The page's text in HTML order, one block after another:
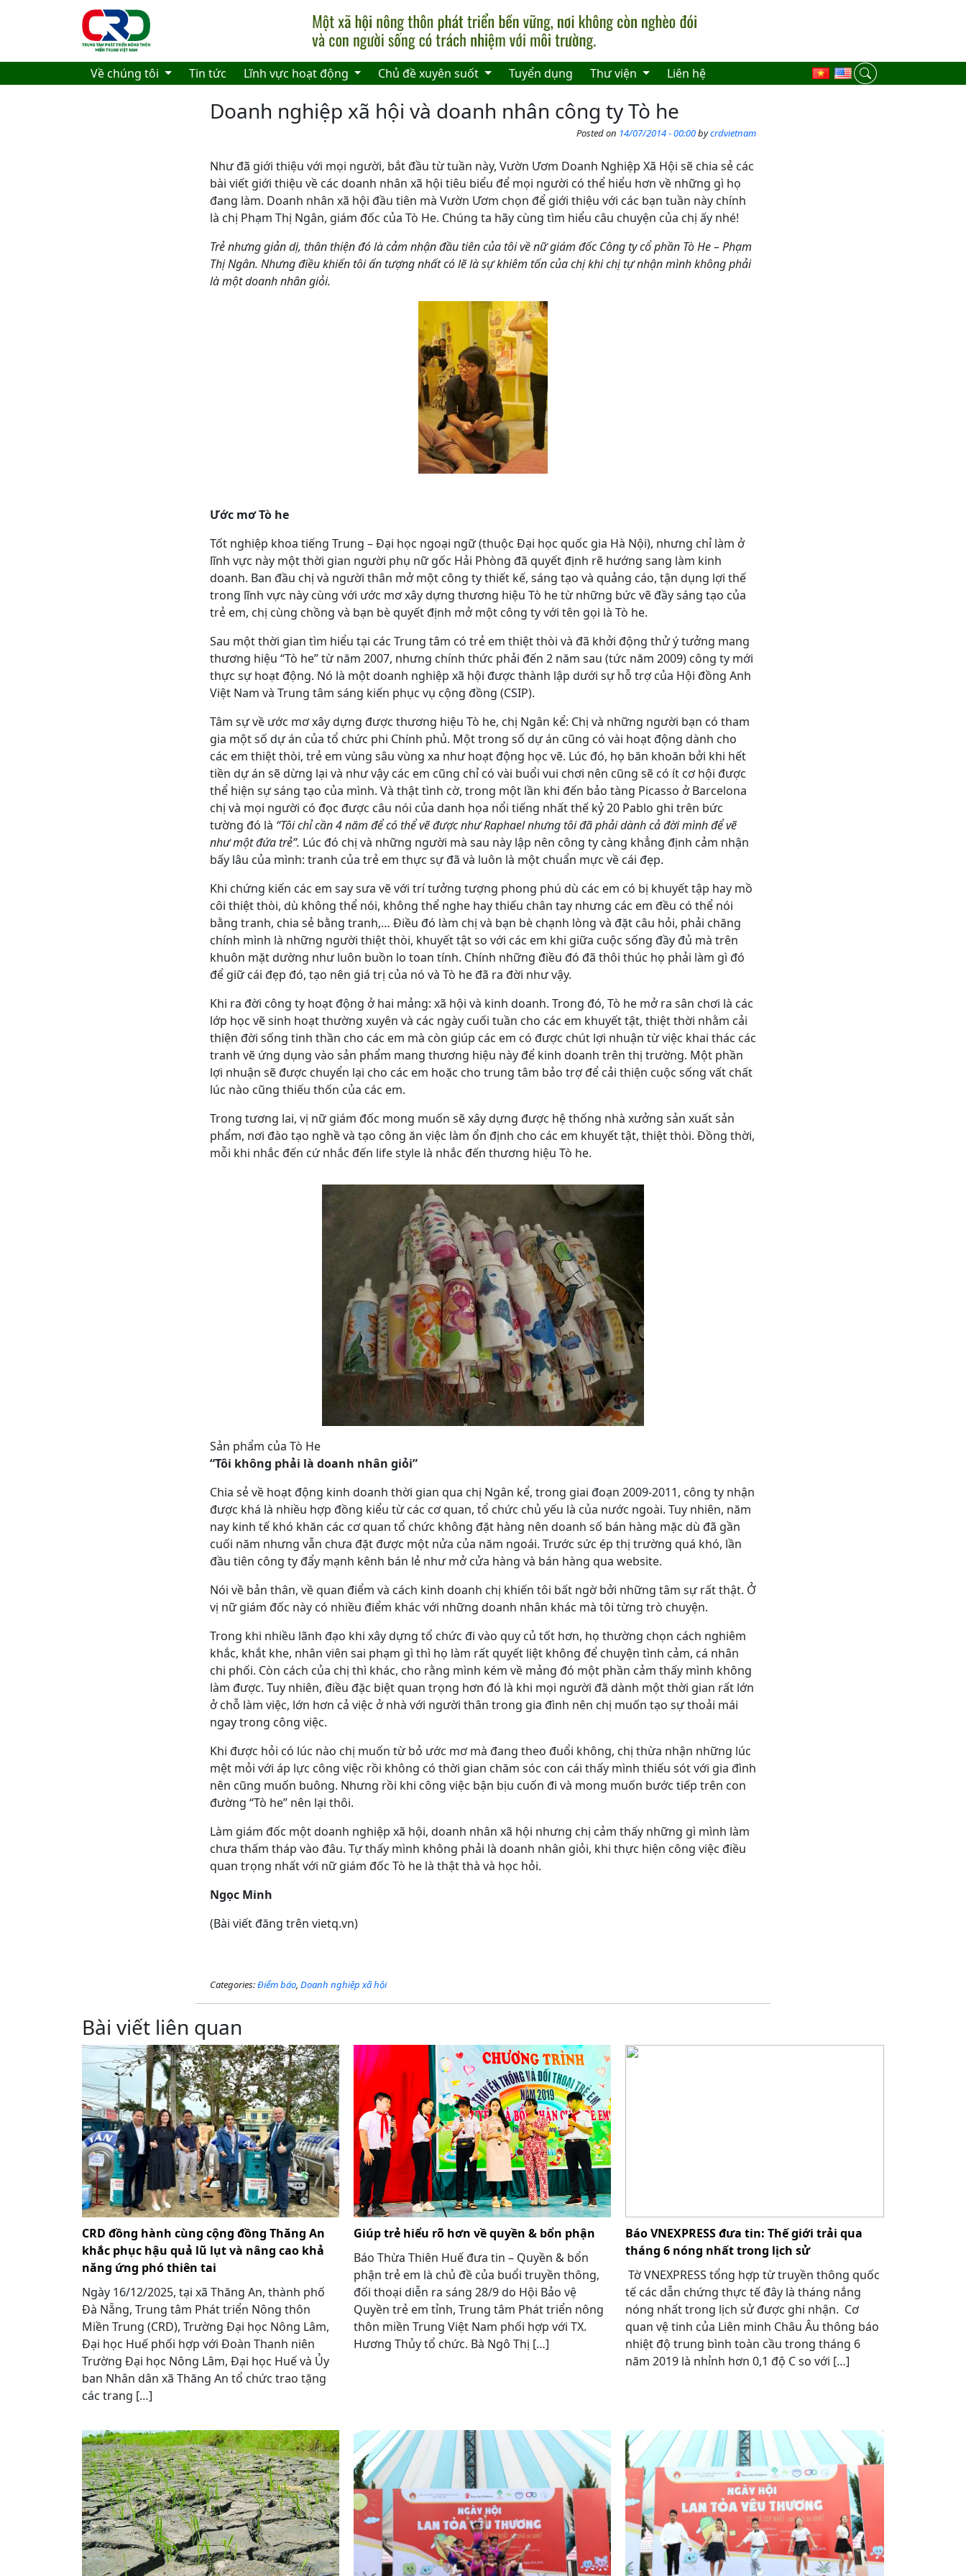
Skip to main content
Về chúng tôi Tin tức Lĩnh vực hoạt động Chủ đề xuyên suốt Tuyển dụng Thư viện Liên hệ
Doanh nghiệp xã hội và doanh nhân công ty Tò he
Posted on 14/07/2014 - 00:00bycrdvietnam
Như đã giới thiệu với mọi người, bắt đầu từ tuần này, Vườn Ươm Doanh Nghiệp Xã Hội sẽ chia sẻ các
bài viết giới thiệu về các doanh nhân xã hội tiêu biểu để mọi người có thể hiểu hơn về những gì họ
đang làm. Doanh nhân xã hội đầu tiên mà Vườn Ươm chọn để giới thiệu với các bạn tuần này chính
là chị Phạm Thị Ngân, giám đốc của Tò He. Chúng ta hãy cùng tìm hiểu câu chuyện của chị ấy nhé!
Trẻ nhưng giản dị, thân thiện đó là cảm nhận đầu tiên của tôi về nữ giám đốc Công ty cổ phần Tò He – Phạm
Thị Ngân. Nhưng điều khiến tôi ấn tượng nhất có lẽ là sự khiêm tốn của chị khi chị tự nhận mình không phải
là một doanh nhân giỏi.
Ước mơ Tò he
Tốt nghiệp khoa tiếng Trung – Đại học ngoại ngữ (thuộc Đại học quốc gia Hà Nội), nhưng chỉ làm ở
lĩnh vực này một thời gian người phụ nữ gốc Hải Phòng đã quyết định rẽ hướng sang làm kinh
doanh. Ban đầu chị và người thân mở một công ty thiết kế, sáng tạo và quảng cáo, tận dụng lợi thế
trong lĩnh vực này cùng với ước mơ xây dựng thương hiệu Tò he từ những bức vẽ đầy sáng tạo của
trẻ em, chị cùng chồng và bạn bè quyết định mở một công ty với tên gọi là Tò he.
Sau một thời gian tìm hiểu tại các Trung tâm có trẻ em thiệt thòi và đã khởi động thử ý tưởng mang
thương hiệu “Tò he” từ năm 2007, nhưng chính thức phải đến 2 năm sau (tức năm 2009) công ty mới
thực sự hoạt động. Nó là một doanh nghiệp xã hội được thành lập dưới sự hỗ trợ của Hội đồng Anh
Việt Nam và Trung tâm sáng kiến phục vụ cộng đồng (CSIP).
Tâm sự về ước mơ xây dựng được thương hiệu Tò he, chị Ngân kể: Chị và những người bạn có tham
gia một số dự án của tổ chức phi Chính phủ. Một trong số dự án cũng có vài hoạt động dành cho
các em thiệt thòi, trẻ em vùng sâu vùng xa như hoạt động học vẽ. Lúc đó, họ băn khoăn bởi khi hết
tiền dự án sẽ dừng lại và như vậy các em cũng chỉ có vài buổi vui chơi nên cũng sẽ có ít cơ hội được
thể hiện sự sáng tạo của mình. Và thật tình cờ, trong một lần khi đến bảo tàng Picasso ở Barcelona
chị và mọi người có đọc được câu nói của danh họa nổi tiếng nhất thế kỷ 20 Pablo ghi trên bức
tường đó là “Tôi chỉ cần 4 năm để có thể vẽ được như Raphael nhưng tôi đã phải dành cả đời mình để vẽ
như một đứa trẻ”. Lúc đó chị và những người mà sau này lập nên công ty càng khẳng định cảm nhận
bấy lâu của mình: tranh của trẻ em thực sự đã và luôn là một chuẩn mực về cái đẹp.
Khi chứng kiến các em say sưa vẽ với trí tưởng tượng phong phú dù các em có bị khuyết tập hay mồ
côi thiệt thòi, dù không thể nói, không thể nghe hay thiếu chân tay nhưng các em đều có thể nói
bằng tranh, chia sẻ bằng tranh,… Điều đó làm chị và bạn bè chạnh lòng và đặt câu hỏi, phải chăng
chính mình là những người thiệt thòi, khuyết tật so với các em khi giữa cuộc sống đầy đủ mà trên
khuôn mặt dường như luôn buồn lo toan tính. Chính những điều đó đã thôi thúc họ phải làm gì đó
để giữ cái đẹp đó, tạo nên giá trị của nó và Tò he đã ra đời như vậy.
Khi ra đời công ty hoạt động ở hai mảng: xã hội và kinh doanh. Trong đó, Tò he mở ra sân chơi là các
lớp học vẽ sinh hoạt thường xuyên và các ngày cuối tuần cho các em khuyết tật, thiệt thời nhằm cải
thiện đời sống tinh thần cho các em mà còn giúp các em có được chút lợi nhuận từ việc khai thác các
tranh vẽ ứng dụng vào sản phẩm mang thương hiệu này để kinh doanh trên thị trường. Một phần
lợi nhuận sẽ được chuyển lại cho các em hoặc cho trung tâm bảo trợ để cải thiện cuộc sống vất chất
lúc nào cũng thiếu thốn của các em.
Trong tương lai, vị nữ giám đốc mong muốn sẽ xây dựng được hệ thống nhà xưởng sản xuất sản
phẩm, nơi đào tạo nghề và tạo công ăn việc làm ổn định cho các em khuyết tật, thiệt thòi. Đồng thời,
mỗi khi nhắc đến cứ nhắc đến life style là nhắc đến thương hiệu Tò he.
Sản phẩm của Tò He
“Tôi không phải là doanh nhân giỏi”
Chia sẻ về hoạt động kinh doanh thời gian qua chị Ngân kể, trong giai đoạn 2009-2011, công ty nhận
được khá là nhiều hợp đồng kiểu từ các cơ quan, tổ chức chủ yếu là của nước ngoài. Tuy nhiên, năm
nay kinh tế khó khăn các cơ quan tổ chức không đặt hàng nên doanh số bán hàng mặc dù đã gần
cuối năm nhưng vẫn chưa đặt được một nửa của năm ngoái. Trước sức ép thị trường quá khó, lần
đầu tiên công ty đẩy mạnh kênh bán lẻ như mở cửa hàng và bán hàng qua website.
Nói về bản thân, về quan điểm và cách kinh doanh chị khiến tôi bất ngờ bởi những tâm sự rất thật. Ở
vị nữ giám đốc này có nhiều điểm khác với những doanh nhân khác mà tôi từng trò chuyện.
Trong khi nhiều lãnh đạo khi xây dựng tổ chức đi vào quy củ tốt hơn, họ thường chọn cách nghiêm
khắc, khắt khe, nhân viên sai phạm gì thì họ làm rất quyết liệt không để chuyện tình cảm, cá nhân
chi phối. Còn cách của chị thì khác, cho rằng mình kém về mảng đó một phần cảm thấy mình không
làm được. Tuy nhiên, điều đặc biệt quan trọng hơn đó là khi mọi người đã dành một thời gian rất lớn
ở chỗ làm việc, lớn hơn cả việc ở nhà với người thân trong gia đình nên chị muốn tạo sự thoải mái
ngay trong công việc.
Khi được hỏi có lúc nào chị muốn từ bỏ ước mơ mà đang theo đuổi không, chị thừa nhận những lúc
mệt mỏi với áp lực công việc rồi không có thời gian chăm sóc con cái thấy mình thiếu sót với gia đình
nên cũng muốn buông. Nhưng rồi khi công việc bận bịu cuốn đi và mong muốn bước tiếp trên con
đường “Tò he” nên lại thôi.
Làm giám đốc một doanh nghiệp xã hội, doanh nhân xã hội nhưng chị cảm thấy những gì mình làm
chưa thấm tháp vào đâu. Tự thấy mình không phải là doanh nhân giỏi, khi thực hiện công việc điều
quan trọng nhất với nữ giám đốc Tò he là thật thà và học hỏi.
Ngọc Minh
(Bài viết đăng trên vietq.vn)
Categories:Điểm báo, Doanh nghiệp xã hội
Bài viết liên quan
CRD đồng hành cùng cộng đồng Thăng An
khắc phục hậu quả lũ lụt và nâng cao khả
năng ứng phó thiên tai
Ngày 16/12/2025, tại xã Thăng An, thành phố
Đà Nẵng, Trung tâm Phát triển Nông thôn
Miền Trung (CRD), Trường Đại học Nông Lâm,
Đại học Huế phối hợp với Đoàn Thanh niên
Trường Đại học Nông Lâm, Đại học Huế và Ủy
ban Nhân dân xã Thăng An tổ chức trao tặng
các trang […]
Giúp trẻ hiểu rõ hơn về quyền & bổn phận
Báo Thừa Thiên Huế đưa tin – Quyền & bổn
phận trẻ em là chủ đề của buổi truyền thông,
đối thoại diễn ra sáng 28/9 do Hội Bảo vệ
Quyền trẻ em tỉnh, Trung tâm Phát triển nông
thôn miền Trung Việt Nam phối hợp với TX.
Hương Thủy tổ chức. Bà Ngô Thị […]
Báo VNEXPRESS đưa tin: Thế giới trải qua
tháng 6 nóng nhất trong lịch sử
Tờ VNEXPRESS tổng hợp từ truyền thông quốc
tế các dẫn chứng thực tế đây là tháng nắng
nóng nhất trong lịch sử được ghi nhận. Cơ
quan vệ tinh của Liên minh Châu Âu thông báo
nhiệt độ trung bình toàn cầu trong tháng 6
năm 2019 là nhỉnh hơn 0,1 độ C so với […]